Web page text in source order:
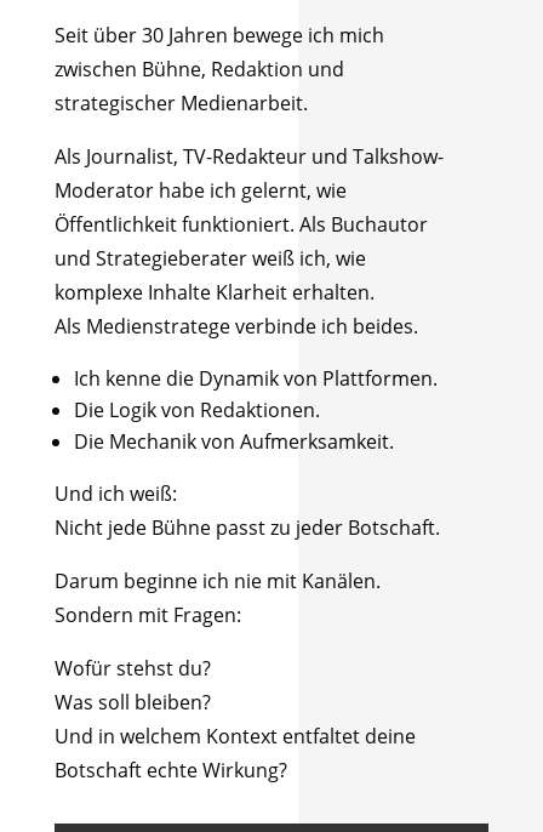
Seit über 30 Jahren bewege ich mich
zwischen Bühne, Redaktion und
strategischer Medienarbeit.
Als Journalist, TV-Redakteur und Talkshow-
Moderator habe ich gelernt, wie
Öffentlichkeit funktioniert. Als Buchautor
und Strategieberater weiß ich, wie
komplexe Inhalte Klarheit erhalten.
Als Medienstratege verbinde ich beides.
Ich kenne die Dynamik von Plattformen.
Die Logik von Redaktionen.
Die Mechanik von Aufmerksamkeit.
Und ich weiß:
Nicht jede Bühne passt zu jeder Botschaft.
Darum beginne ich nie mit Kanälen.
Sondern mit Fragen:
Wofür stehst du?
Was soll bleiben?
Und in welchem Kontext entfaltet deine
Botschaft echte Wirkung?